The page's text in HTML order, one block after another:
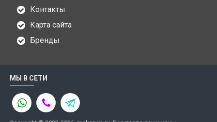
Контакты
Карта сайта
Бренды
МЫ В СЕТИ